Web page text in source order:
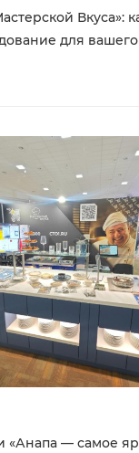
Вкуса»:
для
«Анапа — самое